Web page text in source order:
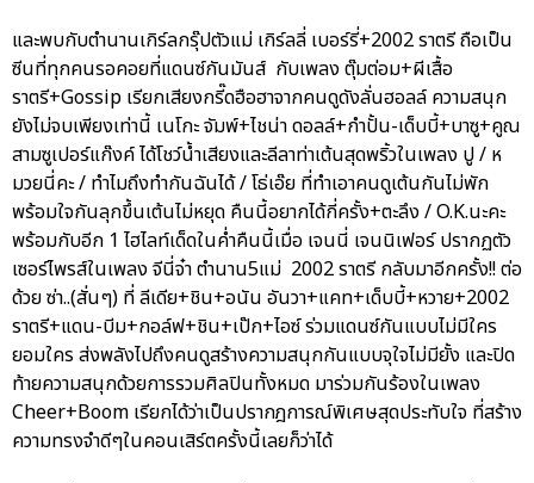
และพบกับตำนานเกิร์ลกรุ๊ปตัวแม่ เกิร์ลลี่ เบอร์รี่+2002 ราตรี ถือเป็น
ซีนที่ทุกคนรอคอยที่แดนซ์กันมันส์ กับเพลง ตุ๊มต่อม+ผีเสื้อ
ราตรี+Gossip เรียกเสียงกรี๊ดฮือฮาจากคนดูดังลั่นฮอลล์ ความสนุก
ยังไม่จบเพียงเท่านี้ เนโกะ จัมพ์+ไชน่า ดอลล์+กำปั้น-เด็บบี้+บาซู+คูณ
สามซูเปอร์แก๊งค์ ได้โชว์น้ำเสียงและลีลาท่าเต้นสุดพริ้วในเพลง ปู / ห
มวยนี่คะ / ทำไมถึงทำกันฉันได้ / โธ่เอ๊ย ที่ทำเอาคนดูเต้นกันไม่พัก
พร้อมใจกันลุกขึ้นเต้นไม่หยุด คืนนี้อยากได้กี่ครั้ง+ตะลึง / O.K.นะคะ
พร้อมกับอีก 1 ไฮไลท์เด็ดในค่ำคืนนี้เมื่อ เจนนี่ เจนนิเฟอร์ ปรากฏตัว
เซอร์ไพรส์ในเพลง จีนี่จ๋า ตำนาน5แม่ 2002 ราตรี กลับมาอีกครั้ง!! ต่อ
ด้วย ซ่า..(สั่นๆ) ที่ ลีเดีย+ชิน+อนัน อันวา+แคท+เด็บบี้+หวาย+2002
ราตรี+แดน-บีม+กอล์ฟ+ชิน+เป๊ก+ไอซ์ ร่วมแดนซ์กันแบบไม่มีใคร
ยอมใคร ส่งพลังไปถึงคนดูสร้างความสนุกกันแบบจุใจไม่มียั้ง และปิด
ท้ายความสนุกด้วยการรวมศิลปินทั้งหมด มาร่วมกันร้องในเพลง
Cheer+Boom เรียกได้ว่าเป็นปรากฎการณ์พิเศษสุดประทับใจ ที่สร้าง
ความทรงจำดีๆในคอนเสิร์ตครั้งนี้เลยก็ว่าได้